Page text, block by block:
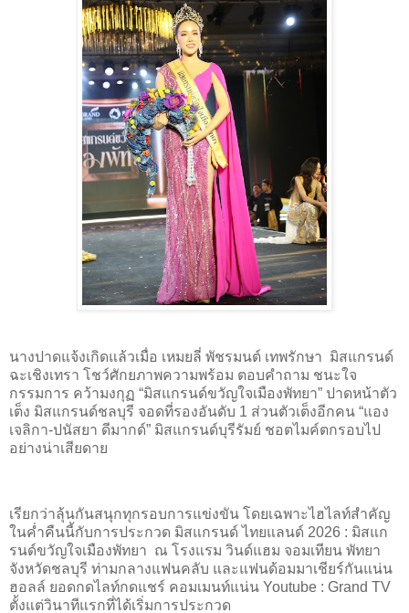
นางปาดแจ้งเกิดแล้วเมื่อ เหมยลี่ พัชรมนต์ เทพรักษา มิสแกรนด์
ฉะเชิงเทรา โชว์ศักยภาพความพร้อม ตอบคำถาม ชนะใจ
กรรมการ คว้ามงกุฏ “มิสแกรนด์ขวัญใจเมืองพัทยา” ปาดหน้าตัว
เต็ง มิสแกรนด์ชลบุรี จอดที่รองอันดับ 1 ส่วนตัวเต็งอีกคน “แอง
เจลิกา-ปนัสยา ดีมากด์” มิสแกรนด์บุรีรัมย์ ชอตไมค์ตกรอบไป
อย่างน่าเสียดาย
เรียกว่าลุ้นกันสนุกทุกรอบการแข่งขัน โดยเฉพาะไฮไลท์สำคัญ
ในค่ำคืนนี้กับการประกวด มิสแกรนด์ ไทยแลนด์ 2026 : มิสแก
รนด์ขวัญใจเมืองพัทยา ณ โรงแรม วินด์แฮม จอมเทียน พัทยา
จังหวัดชลบุรี ท่ามกลางแฟนคลับ และแฟนด้อมมาเชียร์กันแน่น
ฮอลล์ ยอดกดไลท์กดแชร์ คอมเมนท์แน่น Youtube : Grand TV
ตั้งแต่วินาทีแรกที่ได้เริ่มการประกวด